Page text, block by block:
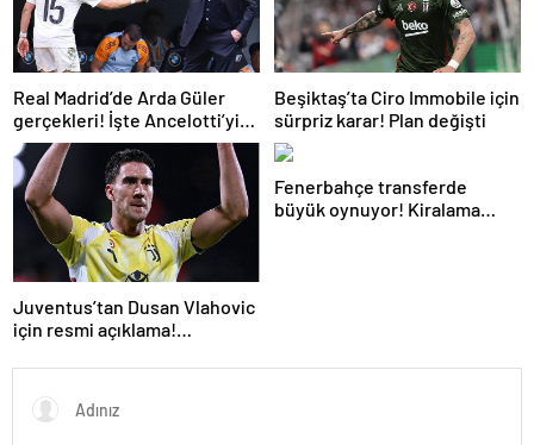
Real Madrid’de Arda Güler
gerçekleri! İşte Ancelotti’yi
yol ayrımına götüren
sebepler
Beşiktaş’ta Ciro Immobile için
sürpriz karar! Plan değişti
Juventus’tan Dusan Vlahovic
için resmi açıklama!
Fenerbahçe transferde
büyük oynuyor! Kiralama